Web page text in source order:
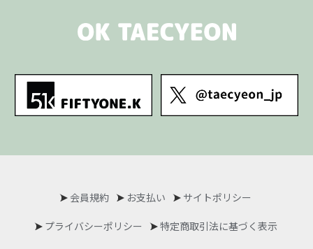
会員規約 お支払い サイトポリシー
プライバシーポリシー 特定商取引法に基づく表示